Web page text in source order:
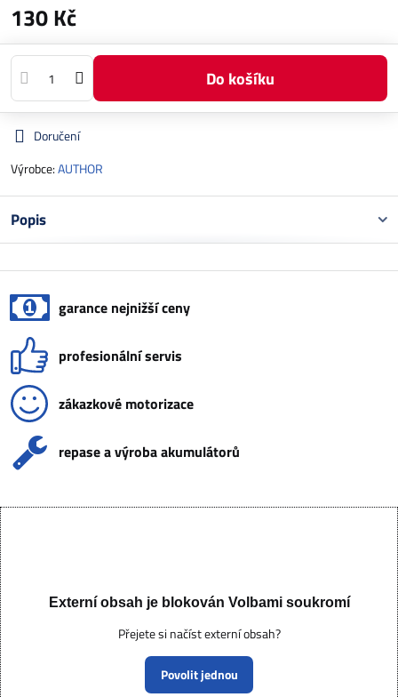
130 Kč
Do košíku
Doručení
Výrobce:AUTHOR
Popis
garance nejnižší ceny
profesionální servis
zákazkové motorizace
repase a výroba akumulátorů
Externí obsah je blokován Volbami soukromí
Přejete si načíst externí obsah?
Povolit jednou